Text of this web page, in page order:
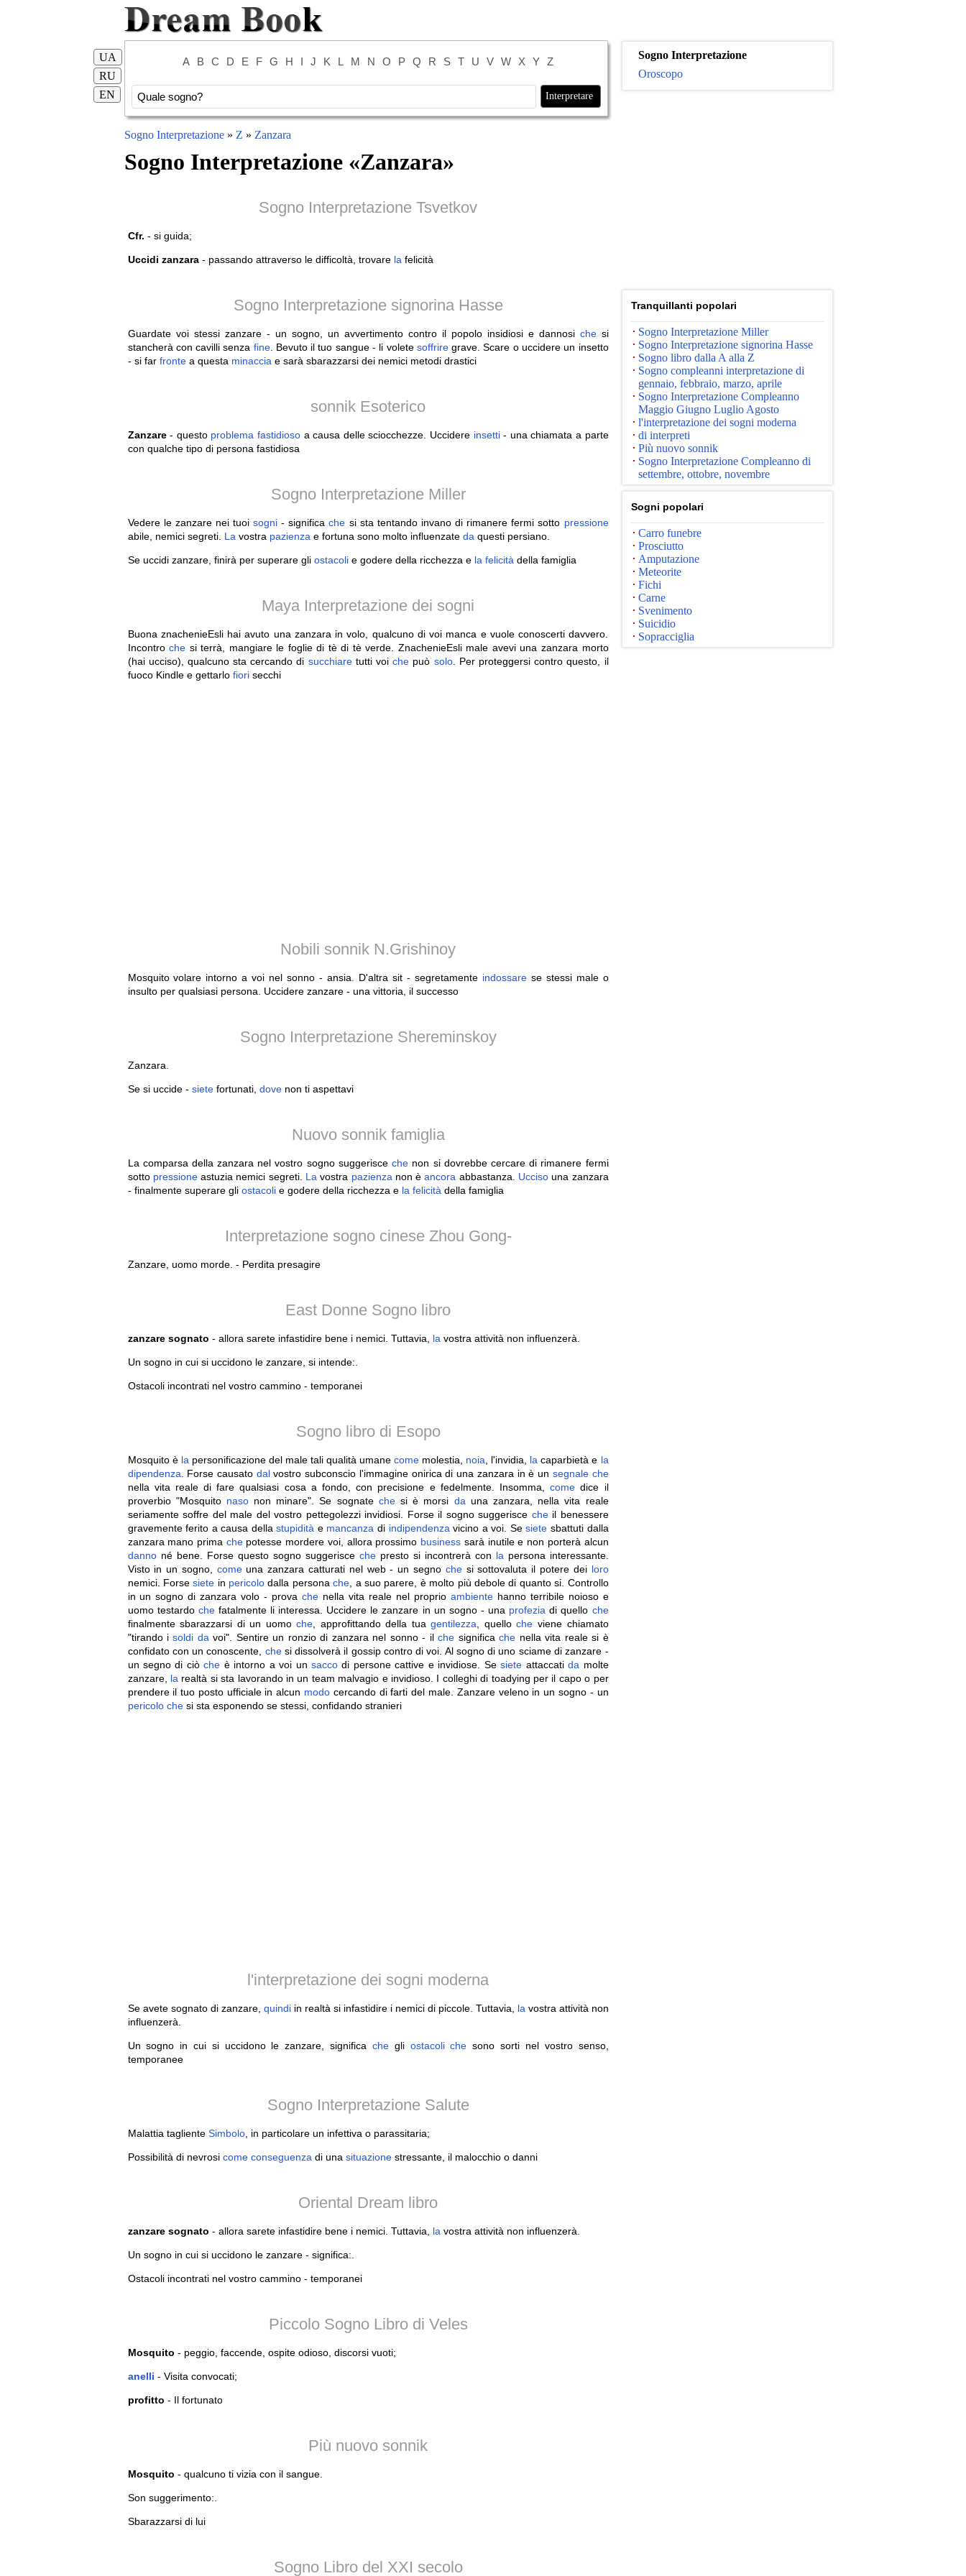
A B C D E F G H I J K L M N O P Q R S T U V W X Y Z
UA
RU
EN
Sogno Interpretazione » Z » Zanzara
Sogno Interpretazione «Zanzara»
Sogno Interpretazione Tsvetkov
Cfr. - si guida;
Uccidi zanzara - passando attraverso le difficoltà, trovare la felicità
Sogno Interpretazione signorina Hasse
Guardate voi stessi zanzare - un sogno, un avvertimento contro il popolo insidiosi e dannosi chesi
stancherà con cavilli senza fine. Bevuto il tuo sangue - li volete soffriregrave. Scare o uccidere un insetto
- si far frontea questa minaccia e sarà sbarazzarsi dei nemici metodi drastici
sonnik Esoterico
Zanzare- questo problema fastidiosoa causa delle sciocchezze. Uccidere insetti- una chiamata a parte
con qualche tipo di persona fastidiosa
Sogno Interpretazione Miller
Vedere le zanzare nei tuoisogni - significache si sta tentando invano di rimanere fermi sotto pressione
abile, nemici segreti. La vostra pazienza e fortuna sono molto influenzate da questi persiano.
Se uccidi zanzare, finirà per superare gli ostacolie godere della ricchezza e la felicità della famiglia
Maya Interpretazione dei sogni
Buona znachenieEsli hai avuto una zanzara in volo, qualcuno di voi manca e vuole conoscerti davvero.
Incontroche si terrà, mangiare le foglie di tè di tè verde. ZnachenieEsli male avevi una zanzara morto
(hai ucciso), qualcuno sta cercando di succhiaretutti voiche può solo. Per proteggersi contro questo, il
fuoco Kindle e gettarlo fiorisecchi
Nobili sonnik N.Grishinoy
Mosquito volare intorno a voi nel sonno - ansia. D'altra sit - segretamente indossarese stessi male o
insulto per qualsiasi persona. Uccidere zanzare - una vittoria, il successo
Sogno Interpretazione Shereminskoy
Zanzara.
Se si uccide - sietefortunati, dovenon ti aspettavi
Nuovo sonnik famiglia
La comparsa della zanzara nel vostro sogno suggerisceche non si dovrebbe cercare di rimanere fermi
sotto pressioneastuzia nemici segreti. La vostra pazienza non èancora abbastanza. Uccisouna zanzara
- finalmente superare gli ostacolie godere della ricchezza e la felicità della famiglia
Interpretazione sogno cinese Zhou Gong-
Zanzare, uomo morde. - Perdita presagire
East Donne Sogno libro
zanzare sognato - allora sarete infastidire bene i nemici. Tuttavia, la vostra attività non influenzerà.
Un sogno in cui si uccidono le zanzare, si intende:.
Ostacoli incontrati nel vostro cammino - temporanei
Sogno libro di Esopo
Mosquito è la personificazione del male tali qualità umanecome molestia, noia , l'invidia, la caparbietà e la
dipendenza . Forse causato dalvostro subconscio l'immagine onirica di una zanzara in è un segnale che
nella vita reale di fare qualsiasi cosa a fondo, con precisione e fedelmente. Insomma,come dice il
proverbio "Mosquito nasonon minare". Se sognate chesi è morsi da una zanzara, nella vita reale
seriamente soffre del male del vostro pettegolezzi invidiosi. Forse il sogno suggerisce cheil benessere
gravemente ferito a causa dellastupidità e mancanza di indipendenza vicino a voi. Sesiete sbattuti dalla
zanzara mano prima chepotesse mordere voi, allora prossimo business sarà inutile e non porterà alcun
dannoné bene. Forse questo sogno suggerisce chepresto si incontrerà con la persona interessante.
Visto in un sogno, comeuna zanzara catturati nel web - un segno chesi sottovaluta il potere dei loro
nemici. Forsesiete in pericolo dalla personache , a suo parere, è molto più debole di quanto si. Controllo
in un sogno di zanzara volo - provache nella vita reale nel proprio ambientehanno terribile noioso e
uomo testardo chefatalmente li interessa. Uccidere le zanzare in un sogno - una profezia di quello che
finalmente sbarazzarsi di un uomoche , approfittando della tuagentilezza , quelloche viene chiamato
"tirando isoldi da voi". Sentire un ronzio di zanzara nel sonno - ilche significache nella vita reale si è
confidato con un conoscente, chesi dissolverà il gossip contro di voi. Al sogno di uno sciame di zanzare -
un segno di ciòche è intorno a voi unsacco di persone cattive e invidiose. Sesiete attaccatida molte
zanzare, la realtà si sta lavorando in un team malvagio e invidioso. I colleghi di toadying per il capo o per
prendere il tuo posto ufficiale in alcun modo cercando di farti del male. Zanzare veleno in un sogno - un
pericolo chesi sta esponendo se stessi, confidando stranieri
l'interpretazione dei sogni moderna
Se avete sognato di zanzare, quindiin realtà si infastidire i nemici di piccole. Tuttavia, la vostra attività non
influenzerà.
Un sogno in cui si uccidono le zanzare, significa chegli ostacoli che sono sorti nel vostro senso,
temporanee
Sogno Interpretazione Salute
Malattia tagliente Simbolo, in particolare un infettiva o parassitaria;
Possibilità di nevrosi come conseguenza di una situazionestressante, il malocchio o danni
Oriental Dream libro
zanzare sognato - allora sarete infastidire bene i nemici. Tuttavia, la vostra attività non influenzerà.
Un sogno in cui si uccidono le zanzare - significa:.
Ostacoli incontrati nel vostro cammino - temporanei
Piccolo Sogno Libro di Veles
Mosquito - peggio, faccende, ospite odioso, discorsi vuoti;
anelli - Visita convocati;
profitto - Il fortunato
Più nuovo sonnik
Mosquito - qualcuno ti vizia con il sangue.
Son suggerimento:.
Sbarazzarsi di lui
Sogno Libro del XXI secolo
Sogno Interpretazione
Oroscopo
Tranquillanti popolari
Sogno Interpretazione Miller
Sogno Interpretazione signorina Hasse
Sogno libro dalla A alla Z
Sogno compleanni interpretazione di
gennaio, febbraio, marzo, aprile
Sogno Interpretazione Compleanno
Maggio Giugno Luglio Agosto
l'interpretazione dei sogni moderna
di interpreti
Più nuovo sonnik
Sogno Interpretazione Compleanno di
settembre, ottobre, novembre
Sogni popolari
Carro funebre
Prosciutto
Amputazione
Meteorite
Fichi
Carne
Svenimento
Suicidio
Sopracciglia